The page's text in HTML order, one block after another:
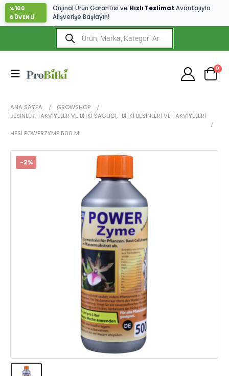
%100
GÜVENLİ
Orijinal Ürün Garantisi ve Hızlı Teslimat Avantajıyla
Alışverişe Başlayın!
0
ANA SAYFA
GROWSHOP
BESINLER, TAKVIYELER VE BITKI SAĞLIĞI, BITKI BESINLERI VE TAKVIYELERI
HESI POWERZYME 500 ML
-2%